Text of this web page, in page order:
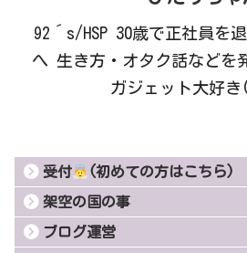
92´s/HSP 30歳で正社員を
へ 生き方・オタク話などを
ガジェット大好
受付 (初めての方はこちら)
架空の国の事
ブログ運営